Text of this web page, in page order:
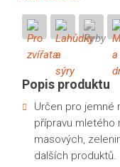
Popis produktu
Určen pro jemné
přípravu mletého
masových,
dalších produktů.